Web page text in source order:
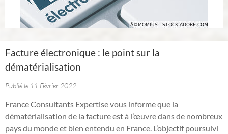
Facture électronique : le point sur la
dématérialisation
Publié le 11 Février 2022
France Consultants Expertise vous informe que la
dématérialisation de la facture est à l’œuvre dans de nombreux
pays du monde et bien entendu en France. L’objectif poursuivi